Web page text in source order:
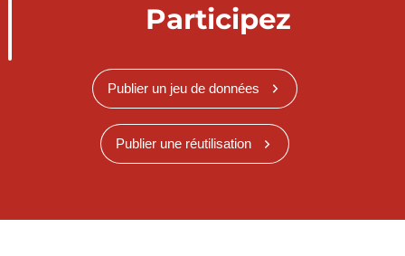
Participez
Publier un jeu de données
Publier une réutilisation